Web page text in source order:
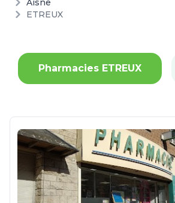
Aisne
ETREUX
Pharmacies ETREUX